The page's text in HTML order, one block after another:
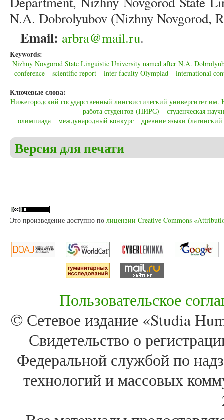
N.A. Dobrolyubov (Nizhny Novgorod,
Email: arbra@mail.ru.
Keywords:
Nizhny Novgorod State Linguistic University named after N.A.
conference
scientific report inter-faculty Olympiad international
Ключевые слова:
Нижегородский государственный лингвистический университет
работа студентов (НИРС)
студенческая
олимпиада
международный конкурс древние языки
Версия для печати
Это произведение доступно по лицензии Creative Commons
Пользовательское
© Сетевое издание «Studia
Свидетельство о
Федеральной службой по
технологий и массовых